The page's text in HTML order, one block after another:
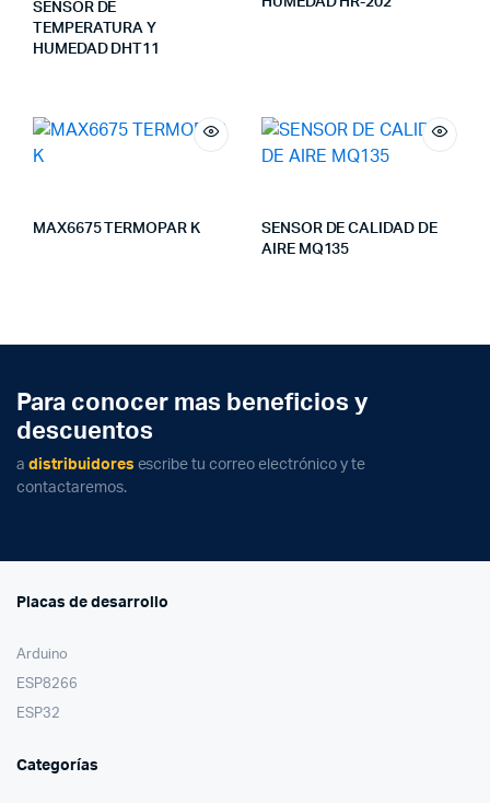
SENSOR DE
TEMPERATURA Y
HUMEDAD DHT11
MAX6675 TERMOPAR K
SENSOR DE CALIDAD DE
AIRE MQ135
Para conocer mas beneficios y
descuentos
a distribuidores escribe tu correo electrónico y te
contactaremos.
Placas de desarrollo
Arduino
ESP8266
ESP32
Categorías